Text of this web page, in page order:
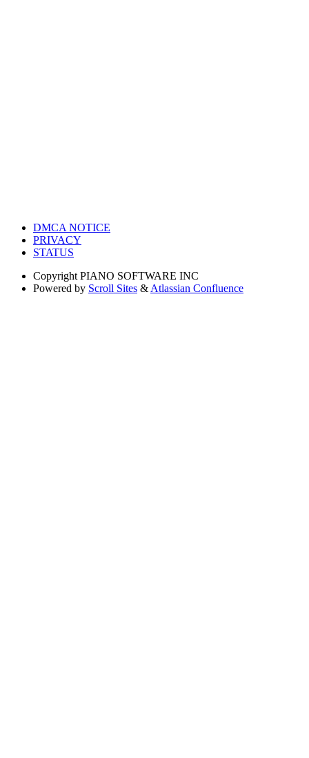
DMCA NOTICE
PRIVACY
STATUS
Copyright PIANO SOFTWARE INC
Powered by Scroll Sites & Atlassian Confluence